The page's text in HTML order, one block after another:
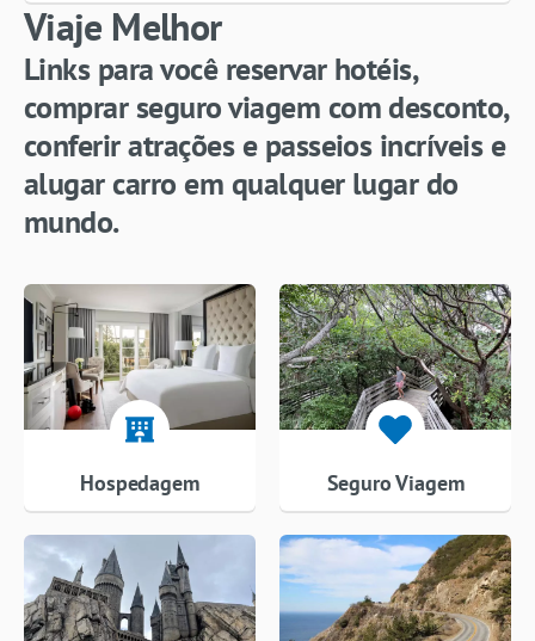
Viaje Melhor
Links para você reservar hotéis,
comprar seguro viagem com desconto,
conferir atrações e passeios incríveis e
alugar carro em qualquer lugar do
mundo.
Hospedagem Seguro Viagem